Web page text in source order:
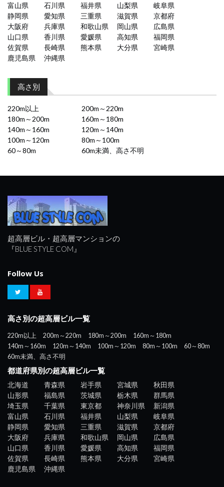
富山県
石川県 福井県 山梨県
岐阜県
静岡県
愛知県 三重県 滋賀県
京都府
大阪府
兵庫県 和歌山県 岡山県
広島県
山口県
香川県 愛媛県 高知県
福岡県
佐賀県
長崎県 熊本県 大分県
宮崎県
鹿児島県
沖縄県
高さ別
220m以上
200m～220m
180m～200m
160m～180m
140m～160m
120m～140m
100m～120m
80m～100m
60～80m
60m未満、高さ不明
超高層ビル・超高層マンションの
『BLUE STYLE COM』
Follow Us
高さ別の超高層ビル一覧
220m以上 200m～220m 180m～200m
160m～180m
140m～160m
120m～140m 100m～120m 80m～100m
60～80m
60m未満、高さ不明
都道府県別の超高層ビル一覧
北海道 青森県 岩手県 宮城県
秋田県
山形県
福島県 茨城県 栃木県
群馬県
埼玉県
千葉県 東京都 神奈川県
新潟県
富山県
石川県 福井県 山梨県
岐阜県
静岡県
愛知県 三重県 滋賀県
京都府
大阪府
兵庫県 和歌山県 岡山県
広島県
山口県
香川県 愛媛県 高知県
福岡県
佐賀県
長崎県 熊本県 大分県
宮崎県
鹿児島県
沖縄県